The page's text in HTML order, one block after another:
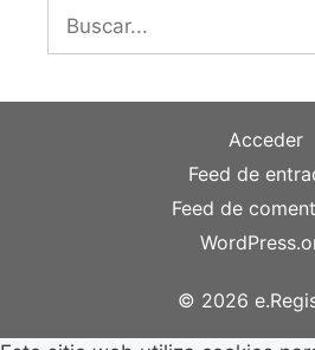
Acceder
Feed de
Feed de
© 2026